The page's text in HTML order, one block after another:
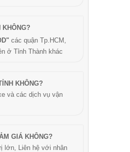
KHÔNG?
các quận Tp.HCM,
ở Tỉnh Thành khác
KHÔNG?
và các dịch vụ vận
GIÁ KHÔNG?
lớn, Liên hệ với nhân